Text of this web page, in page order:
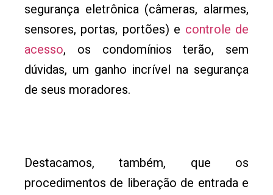
segurança eletrônica (câmeras, alarmes,
sensores, portas, portões) e controle de
acesso, os condomínios terão, sem
dúvidas, um ganho incrível na segurança
de seus moradores.
Destacamos, também, que os
procedimentos de liberação de entrada e